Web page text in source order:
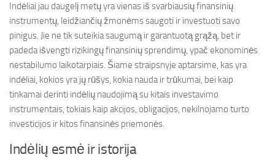
Indėliai jau daugelį metų yra vienas iš svarbiausių finansinių
instrumentų, leidžiančių žmonėms saugoti ir investuoti savo
pinigus. Jie ne tik suteikia saugumą ir garantuotą grąžą, bet ir
padeda išvengti rizikingų finansinių sprendimų, ypač ekonominės
nestabilumo laikotarpiais. Šiame straipsnyje aptarsime, kas yra
indėliai, kokios yra jų rūšys, kokia nauda ir trūkumai, bei kaip
tinkamai derinti indėlių naudojimą su kitais investavimo
instrumentais, tokiais kaip akcijos, obligacijos, nekilnojamo turto
investicijos ir kitos finansinės priemonės.
Indėlių esmė ir istorija